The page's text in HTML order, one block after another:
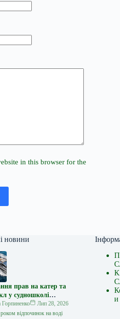
in this browser for the
новини
прав на катер та
у судношколі
А»: від теорії до
Горпиненко
Лип 28, 2026
відпочинок на воді
и